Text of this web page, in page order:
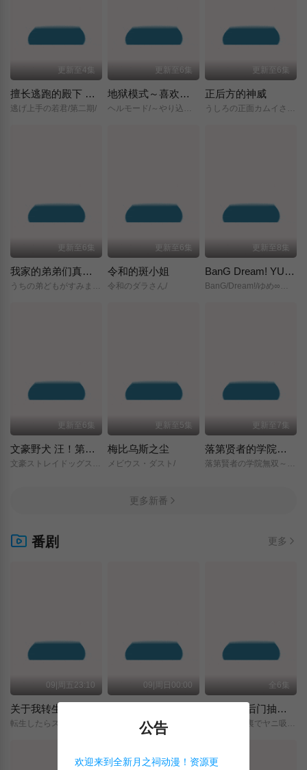
更新至4集
擅长逃跑的殿下 第二季
逃げ上手の若君/第二期/
更新至6集
地狱模式～喜欢挑战特殊成就的玩家在废设定的异世界成为无双～第二季
ヘルモード/～やり込み好きのゲーマーは廃設定の異世界で無双する～/2nd/Season/
更新至6集
正后方的神威
うしろの正面カムイさん/
更新至6集
我家的弟弟们真是让您费心了
うちの弟どもがすみません/
更新至6集
令和的斑小姐
令和のダラさん/
更新至8集
BanG Dream! YUME∞MITA
BanG/Dream!/ゆめ∞みた/
更新至6集
文豪野犬 汪！第二季
文豪ストレイドッグス/わん！２/
更新至5集
梅比乌斯之尘
メビウス・ダスト/
更新至7集
落第贤者的学院无双～第二次转生的S级开外挂魔术师冒险录～
落第賢者の学院無双～二度目の転生、Sランクチート魔術師冒険録～/
更多新番
番剧 更多
09|周五23:10 09|周日00:00 全6集
躲在超市后门抽烟的两人
公告
欢迎来到全新月之祠动漫！资源更